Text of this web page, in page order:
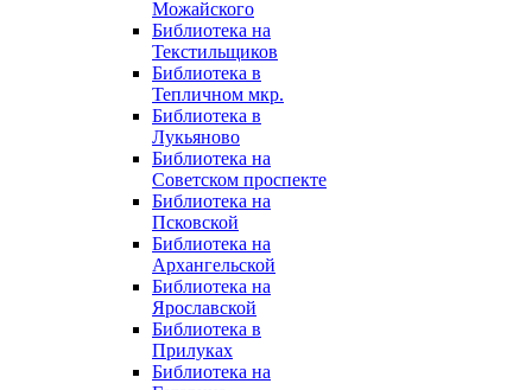
Можайского
Библиотека на
Текстильщиков
Библиотека в
Тепличном мкр.
Библиотека в
Лукьяново
Библиотека на
Советском проспекте
Библиотека на
Псковской
Библиотека на
Архангельской
Библиотека на
Ярославской
Библиотека в
Прилуках
Библиотека на